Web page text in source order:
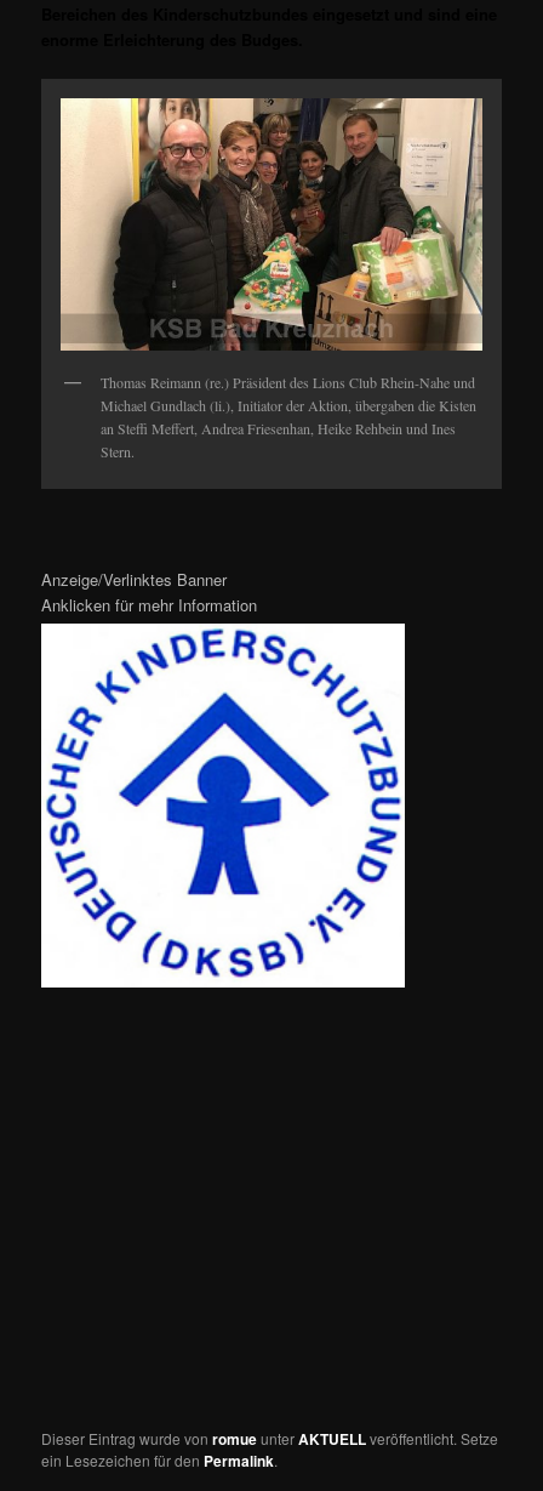
Thomas Reimann (re.) Präsident des Lions Club Rhein-Nahe und
Michael Gundlach (li.), Initiator der Aktion, übergaben die Kisten
an Steffi Meffert, Andrea Friesenhan, Heike Rehbein und Ines
Stern.
Anzeige/Verlinktes Banner
Anklicken für mehr Information
Dieser Eintrag wurde vonromueunterAKTUELLveröffentlicht. Setze
ein Lesezeichen für den Permalink.